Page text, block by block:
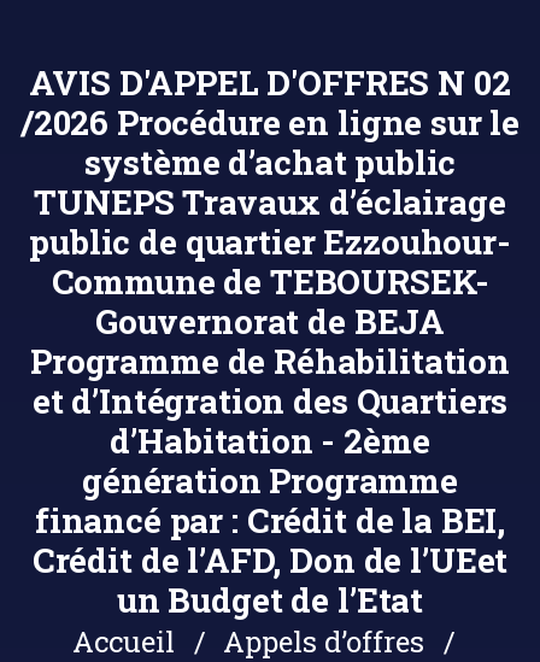
AVIS D'APPEL D'OFFRES N 02
/2026 Procédure en ligne sur le
système d’achat public
TUNEPS Travaux d’éclairage
public de quartier Ezzouhour-
Commune de TEBOURSEK-
Gouvernorat de BEJA
Programme de Réhabilitation
et d’Intégration des Quartiers
d’Habitation - 2ème
génération Programme
financé par : Crédit de la BEI,
Crédit de l’AFD, Don de l’UEet
un Budget de l’Etat
Accueil
Appels d’offres